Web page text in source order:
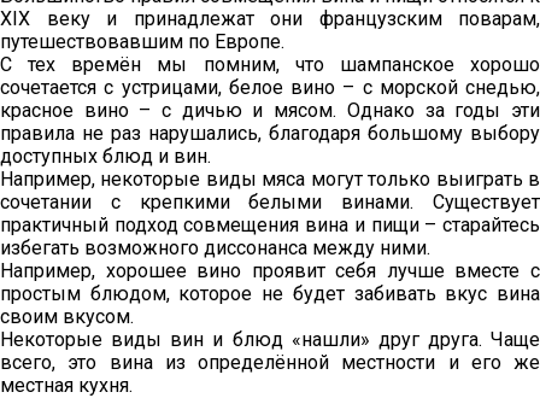
XIX веку и принадлежат они французским поварам,
путешествовавшим по Европе.
С тех времён мы помним, что шампанское хорошо
сочетается с устрицами, белое вино – с морской снедью,
красное вино – с дичью и мясом. Однако за годы эти
правила не раз нарушались, благодаря большому выбору
доступных блюд и вин.
Например, некоторые виды мяса могут только выиграть в
сочетании с крепкими белыми винами. Существует
практичный подход совмещения вина и пищи – старайтесь
избегать возможного диссонанса между ними.
Например, хорошее вино проявит себя лучше вместе с
простым блюдом, которое не будет забивать вкус вина
своим вкусом.
Некоторые виды вин и блюд «нашли» друг друга. Чаще
всего, это вина из определённой местности и его же
местная кухня.